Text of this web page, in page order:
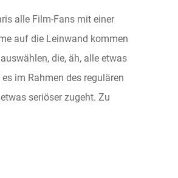
alle Film-Fans mit einer
auf die Leinwand kommen
die, äh, alle etwas
im Rahmen des regulären
seriöser zugeht. Zu